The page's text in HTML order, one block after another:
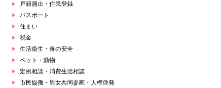
戸籍届出・住民登録
パスポート
住まい
税金
生活衛生・食の安全
ペット・動物
定例相談・消費生活相談
市民協働・男女共同参画・人権啓発